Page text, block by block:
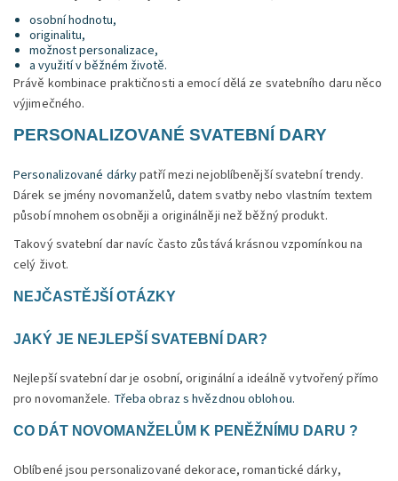
osobní hodnotu,
originalitu,
možnost personalizace,
a využití v běžném životě.
Právě kombinace praktičnosti a emocí dělá ze svatebního daru něco
výjimečného.
PERSONALIZOVANÉ SVATEBNÍ DARY
Personalizované dárkypatří mezi nejoblíbenější svatební trendy.
Dárek se jmény novomanželů, datem svatby nebo vlastním textem
působí mnohem osobněji a originálněji než běžný produkt.
Takový svatební dar navíc často zůstává krásnou vzpomínkou na
celý život.
NEJČASTĚJŠÍ OTÁZKY
JAKÝ JE NEJLEPŠÍ SVATEBNÍ DAR?
Nejlepší svatební dar je osobní, originální a ideálně vytvořený přímo
pro novomanžele. Třeba obraz s hvězdnou oblohou.
CO DÁT NOVOMANŽELŮM K PENĚŽNÍMU DARU ?
Oblíbené jsou personalizované dekorace, romantické dárky,